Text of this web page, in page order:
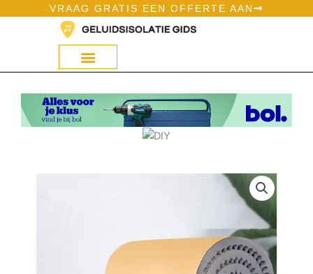
VRAAG GRATIS EEN OFFERTE AAN